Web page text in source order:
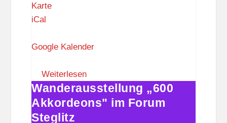
KarteF
u
S
t
e
g
iCal
Google Kalender
Weiterlesen
Wanderausstellung
„600
Akkordeons"
Wanderausstellung „600
Akkordeons" im Forum
Steglitz